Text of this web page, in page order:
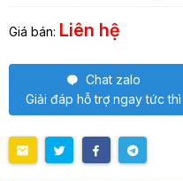
Giá bán: Liên hệ
Chat zalo
Giải đáp hỗ trợ ngay tức thì